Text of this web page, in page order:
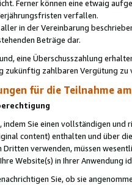
Ferner können eine etwaig
verfallen.
in der Vereinbarung
Beträge dar.
eine Überschusszahlung
zukünftig zahlbaren Vergütung zu
für die Teilnahme
indem Sie einen vollständigen
content) enthalten und über
verwenden, müssen
Website(s) in Ihrer Anwendung
Sie, ob sie